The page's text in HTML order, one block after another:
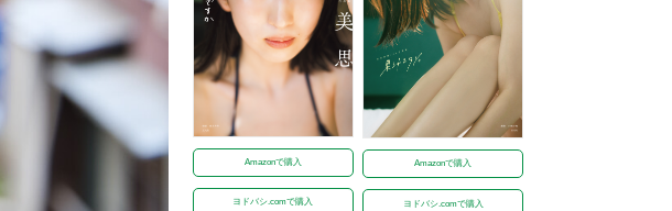
Amazonで購入
ヨドバシ.comで購入
Amazonで購入
ヨドバシ.comで購入